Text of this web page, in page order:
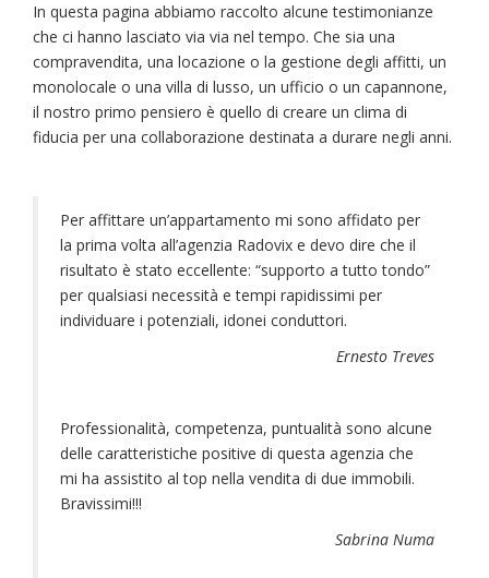
In questa pagina abbiamo raccolto alcune testimonianze
che ci hanno lasciato via via nel tempo. Che sia una
compravendita, una locazione o la gestione degli affitti, un
monolocale o una villa di lusso, un ufficio o un capannone,
il nostro primo pensiero è quello di creare un clima di
fiducia per una collaborazione destinata a durare negli anni.
Per affittare un’appartamento mi sono affidato per
la prima volta all’agenzia Radovix e devo dire che il
risultato è stato eccellente: “supporto a tutto tondo”
per qualsiasi necessità e tempi rapidissimi per
individuare i potenziali, idonei conduttori.
Ernesto Treves
Professionalità, competenza, puntualità sono alcune
delle caratteristiche positive di questa agenzia che
mi ha assistito al top nella vendita di due immobili.
Bravissimi!!!
Sabrina Numa